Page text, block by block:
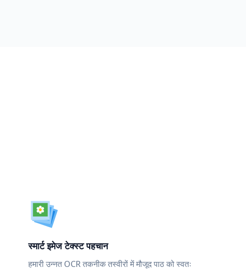
स्मार्ट इमेज टेक्स्ट पहचान
हमारी उन्नत OCR तकनीक तस्वीरों में मौजूद पाठ को स्वतः